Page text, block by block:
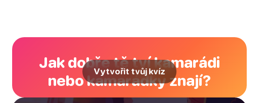
Jak dobře tě tví kamarádi
nebo kamarádky znají?
Vytvořit tvůj kvíz